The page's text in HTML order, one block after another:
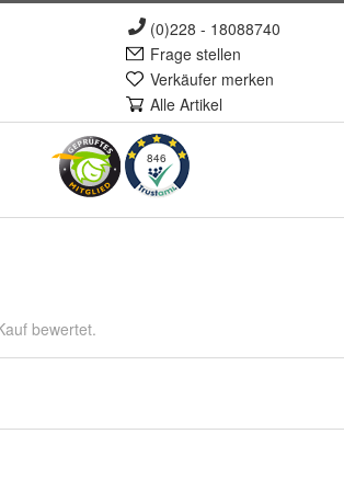
(0)228 - 18088740
Frage stellen
Verkäufer merken
Alle Artikel
846
bewertet.